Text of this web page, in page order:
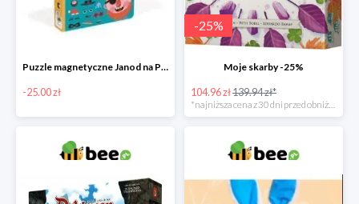
Puzzle magnetyczne Janod na Preznt od zajączka w Bee -25 zł
-25.00 zł
-25%
Moje skarby -25%
104.96 zł139.94 zł*
*najniższa cena z 30 dni przed obniżką